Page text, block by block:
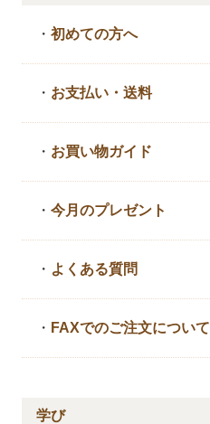
・初めての方へ
・ お支払い・送料
・ お買い物ガイド
・今月のプレゼント
・ よくある質問
・ FAXでのご注文について
学び